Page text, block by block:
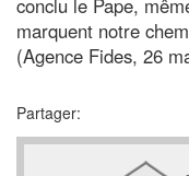
marquent notre
(Agence Fides, 26
Partager: